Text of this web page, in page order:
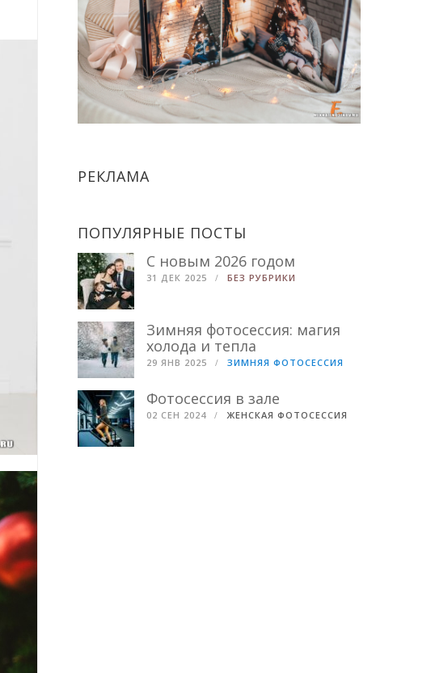
РЕКЛАМА
ПОПУЛЯРНЫЕ ПОСТЫ
С новым 2026 годом
31 ДЕК 2025 БЕЗ РУБРИКИ
Зимняя фотосессия: магия
холода и тепла
29 ЯНВ 2025 ЗИМНЯЯ ФОТОСЕССИЯ
Фотосессия в зале
02 СЕН 2024 ЖЕНСКАЯ ФОТОСЕССИЯ